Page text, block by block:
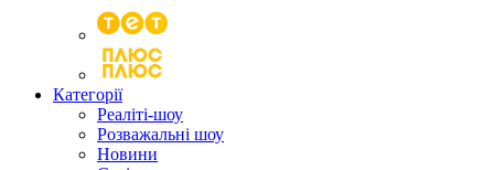
Категорії
Реаліті-шоу
Розважальні шоу
Новини